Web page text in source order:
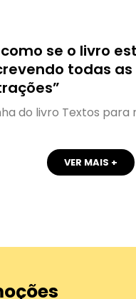
como se o livro
todas
do livro Textos para
VER MAIS +